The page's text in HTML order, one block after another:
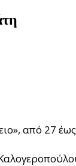
από 27